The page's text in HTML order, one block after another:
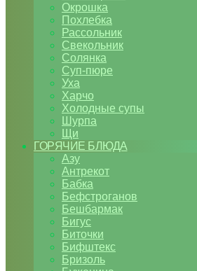
Окрошка
Похлебка
Рассольник
Свекольник
Солянка
Суп-пюре
Уха
Харчо
Холодные супы
Шурпа
Щи
ГОРЯЧИЕ БЛЮДА
Азу
Антрекот
Бабка
Бефстроганов
Бешбармак
Бигус
Биточки
Бифштекс
Бризоль